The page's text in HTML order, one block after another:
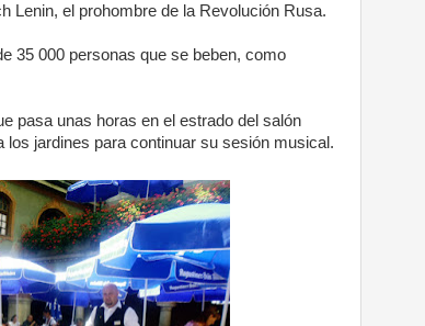
Lenin, el prohombre de la Revolución Rusa.
35 000 personas que se beben, como
pasa unas horas en el estrado del salón
jardines para continuar su sesión musical.